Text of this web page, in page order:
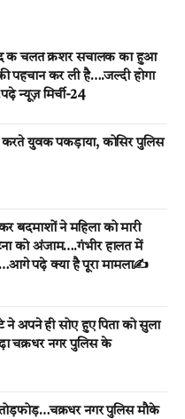
के चलते क्रेशर संचालक का हुआ
पहचान कर ली है….जल्दी होगा
न्यूज़ मिर्ची-24
युवक पकड़ाया, कोसिर पुलिस
बदमाशों ने महिला को मारी
को अंजाम….गंभीर हालत में
पढ़े क्या है पूरा मामला✍️
अपने ही सोए हुए पिता को सुला
चक्रधर नगर पुलिस के
तोड़फोड़…चक्रधर नगर पुलिस मौके